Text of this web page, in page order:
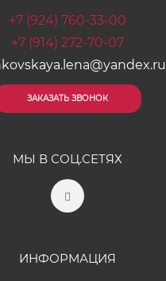
+7 (924) 760-33-00
+7 (914) 272-70-07
ЗАКАЗАТЬ ЗВОНОК
МЫ В СОЦ.СЕТЯХ
ИНФОРМАЦИЯ